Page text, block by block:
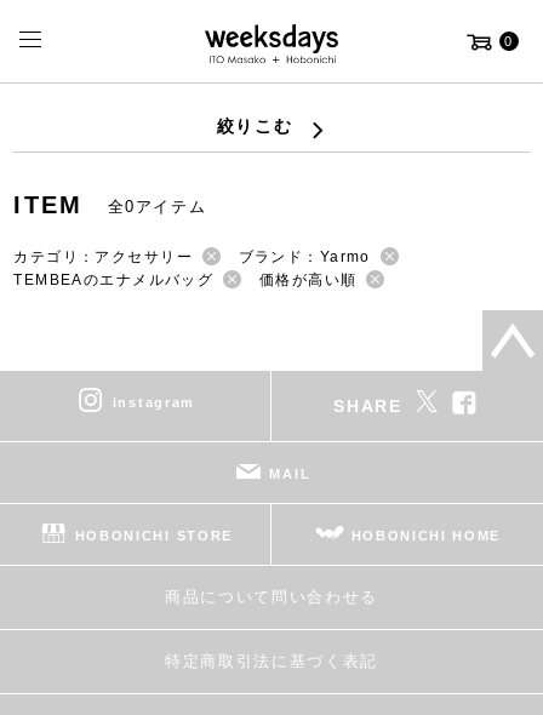
0
絞りこむ
ITEM 全0アイテム
カテゴリ：アクセサリー
ブランド：Yarmo
TEMBEAのエナメルバッグ
価格が高い順
instagram SHARE
MAIL
HOBONICHI STORE HOBONICHI HOME
商品について問い合わせる
特定商取引法に基づく表記